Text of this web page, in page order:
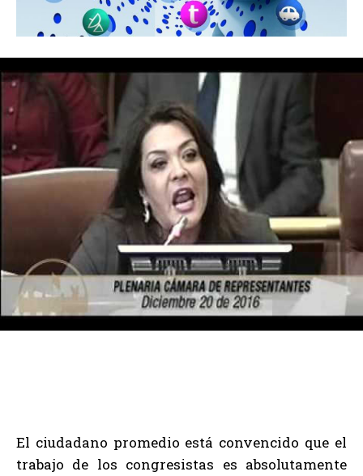
El ciudadano promedio está convencido que el
trabajo de los congresistas es absolutamente